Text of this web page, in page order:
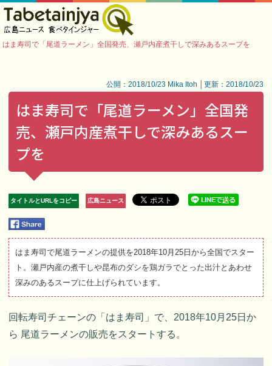
はま寿司で「尾道ラーメン」全国発売、瀬戸内産煮干しで深みあるスープを
公開：2018/10/23 Mika Itoh │更新：2018/10/23
はま寿司で「尾道ラーメン」全国発
売、瀬戸内産煮干しで深みあるスー
プを
タイトルとURLをコピー 広島ニュース
はま寿司で尾道ラーメンの提供を2018年10月25日から全国でスター
ト。瀬戸内産の煮干しや昆布のダシを鶏ガラでとった出汁とあわせ
深みのあるスープに仕上げられています。
回転寿司チェーンの「はま寿司」で、2018年10月25日か
ら 尾道ラーメンの販売をスタートする。